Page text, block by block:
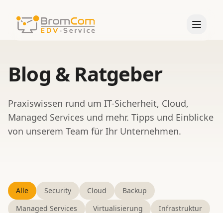
LEISTUNGEN
Managed Services
IT-Sicherheit
DATEV-Betreuung
Virtual Workplace
Blog & Ratgeber
Praxiswissen rund um IT-Sicherheit, Cloud,
Managed Services und mehr. Tipps und Einblicke
von unserem Team für Ihr Unternehmen.
Alle Security Cloud
Backup
Managed Services
Virtualisierung
Infrastruktur